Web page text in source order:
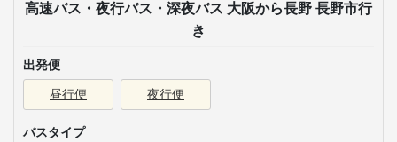
高速バス・夜行バス・深夜バス 大阪から長野 長野市行
き
出発便
昼行便 夜行便
バスタイプ